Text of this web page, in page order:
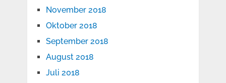
November 2018
Oktober 2018
September 2018
August 2018
Juli 2018